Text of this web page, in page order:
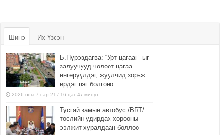
Шинэ Их Үзсэн
Б.Пүрэвдагва: “Урт цагаан”-ыг
залуучууд чөлөөт цагаа
өнгөрүүлдэг, жуулчид зорьж
ирдэг цэг болгоно
2026 оны 7 сар 21 / 16 цаг 47 минут
Тусгай замын автобус /BRT/
төслийн удирдах хорооны
ээлжит хуралдаан боллоо